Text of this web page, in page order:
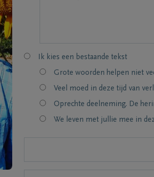
Ik kies een bestaande tekst
Grote woorden helpen niet
Veel moed in deze tijd van
Oprechte deelneming. De
We leven met jullie mee in